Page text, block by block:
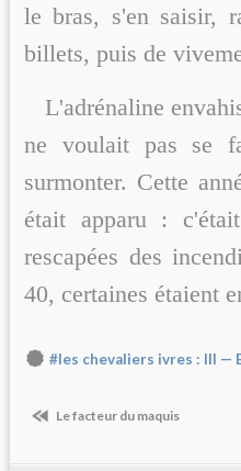
le bras, s'en saisir,
billets, puis de
L'adrénaline
ne voulait pas se
surmonter. Cette
était apparu :
rescapées des
40, certaines étaient
#les chevaliers ivres : III —
Le facteur du maquis